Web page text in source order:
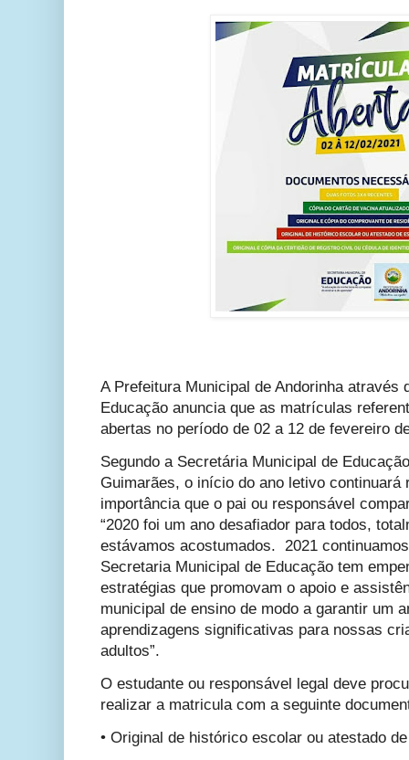
A Prefeitura Municipal de Andorinha através
Educação anuncia que as matrículas
abertas no período de 02 a 12 de fevereiro
Segundo a Secretária Municipal de
Guimarães, o início do ano letivo continuará
importância que o pai ou responsável
“2020 foi um ano desafiador para todos,
estávamos acostumados. 2021
Secretaria Municipal de Educação tem
estratégias que promovam o apoio e
municipal de ensino de modo a garantir um
aprendizagens significativas para nossas
adultos”.
O estudante ou responsável legal deve
realizar a matricula com a seguinte
• Original de histórico escolar ou atestado